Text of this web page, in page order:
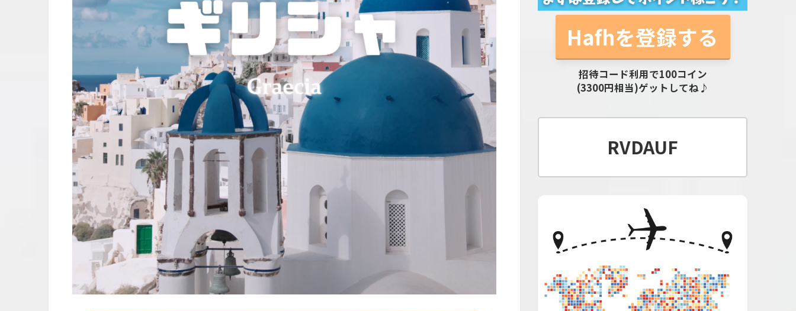
Hafhを登録する
招待コード利用で100コイン
(3300円相当)ゲットしてね♪
RVDAUF